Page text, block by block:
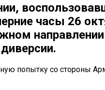
часы 26
попытку со стороны